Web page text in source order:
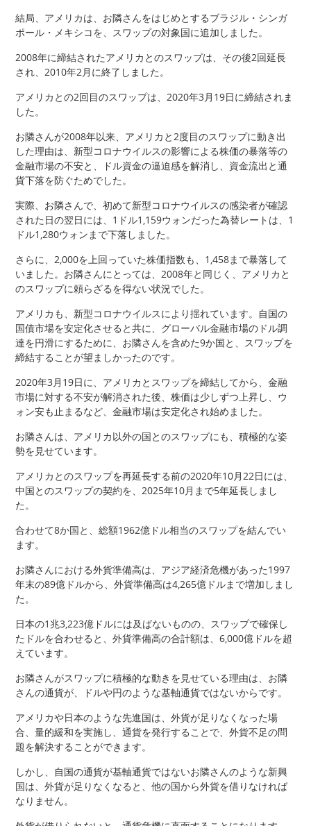
結局、アメリカは、お隣さんをはじめとするブラジル・シンガ
ポール・メキシコを、スワップの対象国に追加しました。
2008年に締結されたアメリカとのスワップは、その後2回延長
され、2010年2月に終了しました。
アメリカとの2回目のスワップは、2020年3月19日に締結されま
した。
お隣さんが2008年以来、アメリカと2度目のスワップに動き出
した理由は、新型コロナウイルスの影響による株価の暴落等の
金融市場の不安と、ドル資金の逼迫感を解消し、資金流出と通
貨下落を防ぐためでした。
実際、お隣さんで、初めて新型コロナウイルスの感染者が確認
された日の翌日には、1ドル1,159ウォンだった為替レートは、1
ドル1,280ウォンまで下落しました。
さらに、2,000を上回っていた株価指数も、1,458まで暴落して
いました。お隣さんにとっては、2008年と同じく、アメリカと
のスワップに頼らざるを得ない状況でした。
アメリカも、新型コロナウイルスにより揺れています。自国の
国債市場を安定化させると共に、グローバル金融市場のドル調
達を円滑にするために、お隣さんを含めた9か国と、スワップを
締結することが望ましかったのです。
2020年3月19日に、アメリカとスワップを締結してから、金融
市場に対する不安が解消された後、株価は少しずつ上昇し、ウ
ォン安も止まるなど、金融市場は安定化され始めました。
お隣さんは、アメリカ以外の国とのスワップにも、積極的な姿
勢を見せています。
アメリカとのスワップを再延長する前の2020年10月22日には、
中国とのスワップの契約を、2025年10月まで5年延長しまし
た。
合わせて8か国と、総額1962億ドル相当のスワップを結んでい
ます。
お隣さんにおける外貨準備高は、アジア経済危機があった1997
年末の89億ドルから、外貨準備高は4,265億ドルまで増加しまし
た。
日本の1兆3,223億ドルには及ばないものの、スワップで確保し
たドルを合わせると、外貨準備高の合計額は、6,000億ドルを超
えています。
お隣さんがスワップに積極的な動きを見せている理由は、お隣
さんの通貨が、ドルや円のような基軸通貨ではないからです。
アメリカや日本のような先進国は、外貨が足りなくなった場
合、量的緩和を実施し、通貨を発行することで、外貨不足の問
題を解決することができます。
しかし、自国の通貨が基軸通貨ではないお隣さんのような新興
国は、外貨が足りなくなると、他の国から外貨を借りなければ
なりません。